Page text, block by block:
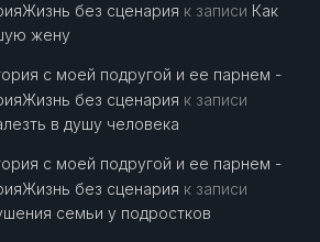
без сценария к записи Как
жену
с моей подругой и ее парнем -
без сценария к записи
в душу человека
с моей подругой и ее парнем -
без сценария к записи
семьи у подростков